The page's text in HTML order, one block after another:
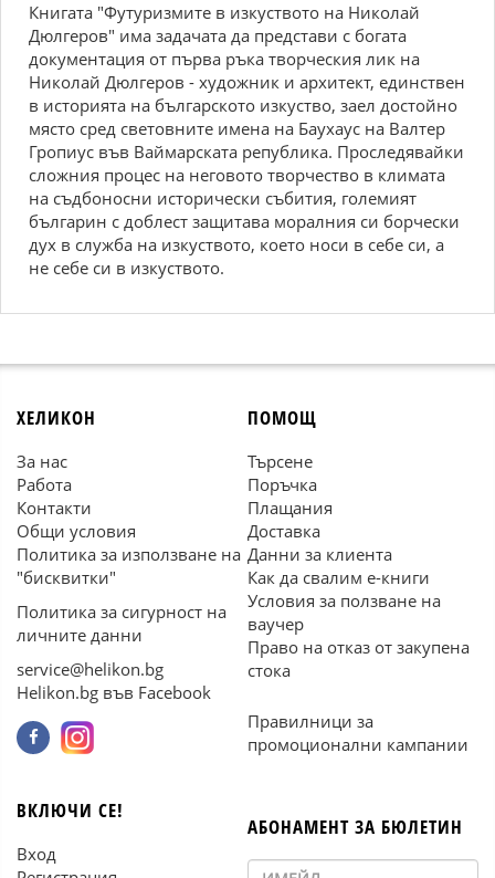
Книгата "Футуризмите в изкуството на Николай
Дюлгеров" има задачата да представи с богата
документация от първа ръка творческия лик на
Николай Дюлгеров - художник и архитект, единствен
в историята на българското изкуство, заел достойно
място сред световните имена на Баухаус на Валтер
Гропиус във Ваймарската република. Проследявайки
сложния процес на неговото творчество в климата
на съдбоносни исторически събития, големият
българин с доблест защитава моралния си борчески
дух в служба на изкуството, което носи в себе си, а
не себе си в изкуството.
ХЕЛИКОН
За нас
Работа
Контакти
Общи условия
Политика за използване на
"бисквитки"
Политика за сигурност на
личните данни
service@helikon.bg
Helikon.bg във Facebook
ПОМОЩ
Търсене
Поръчка
Плащания
Доставка
Данни за клиента
Как да свалим е-книги
Условия за ползване на
ваучер
Право на отказ от закупена
стока
Правилници за
промоционални кампании
ВКЛЮЧИ СЕ!
Вход
АБОНАМЕНТ ЗА БЮЛЕТИН